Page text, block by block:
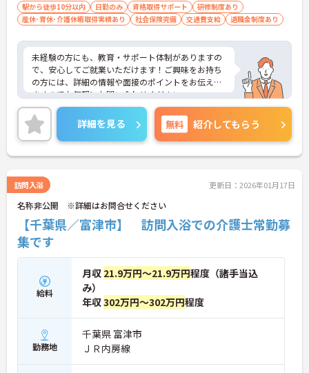
駅から徒歩10分以内 日勤のみ 資格取得サポート
研修制度あり
産休･育休･介護休暇取得実績あり
社会保険完備 交通費支給 退職金制度あり
未経験の方にも、教育・サポート体制がありますの
で、安心してご就業いただけます！ご興味をお持ち
の方には、詳細の情報や面接のポイントをお伝えし
ますのでお気軽にお問い合わせください。
詳細を見る 無料 紹介してもらう
訪問入浴 更新日：2026年01月17日
名称非公開 ※詳細はお問合せください
【千葉県／富津市】 訪問入浴での介護士常勤募
集です
給料
月収 21.9万円～21.9万円程度（諸手当込
み）
年収302万円～302万円程度
勤務地
千葉県 富津市
ＪＲ内房線